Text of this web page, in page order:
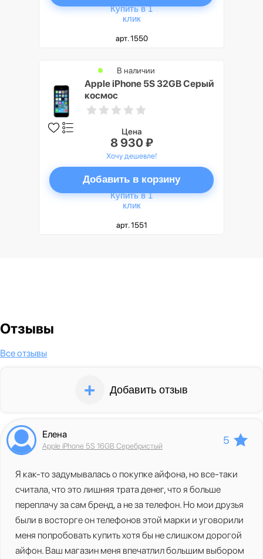
Купить в 1
клик
арт. 1550
Apple iPhone 5S 32GB Серый
космос
В наличии
Цена
8 930 ₽
Хочу дешевле!
Добавить в корзину
Купить в 1
клик
арт. 1551
Отзывы
Все отзывы
Добавить отзыв
Елена
Apple iPhone 5S 16GB Серебристый 5
Я как-то задумывалась о покупке айфона, но все-таки
считала, что это лишняя трата денег, что я больше
переплачу за сам бренд, а не за телефон. Но мои друзья
были в восторге он телефонов этой марки и уговорили
меня попробовать купить хотя бы не слишком дорогой
айфон. Ваш магазин меня впечатлил большим выбором